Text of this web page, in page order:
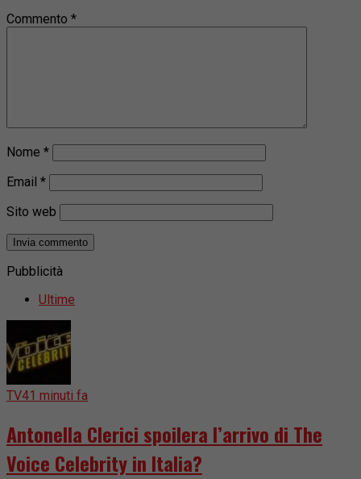
Commento *
Nome *
Email *
Sito web
Pubblicità
Ultime
TV41 minuti fa
Antonella Clerici spoilera l’arrivo di The
Voice Celebrity in Italia?